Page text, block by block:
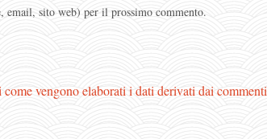
sito web) per il prossimo commento.
come vengono elaborati i dati derivati dai commenti